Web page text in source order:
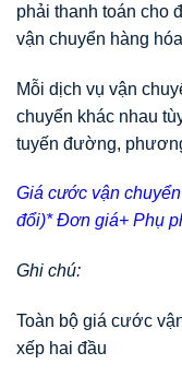
phải thanh toán cho
vận chuyển hàng
Mỗi dịch vụ vận
chuyển khác nhau
tuyến đường,
Giá cước vận
đổi)* Đơn giá+ Phụ
Ghi chú:
Toàn bộ giá cước
xếp hai đầu